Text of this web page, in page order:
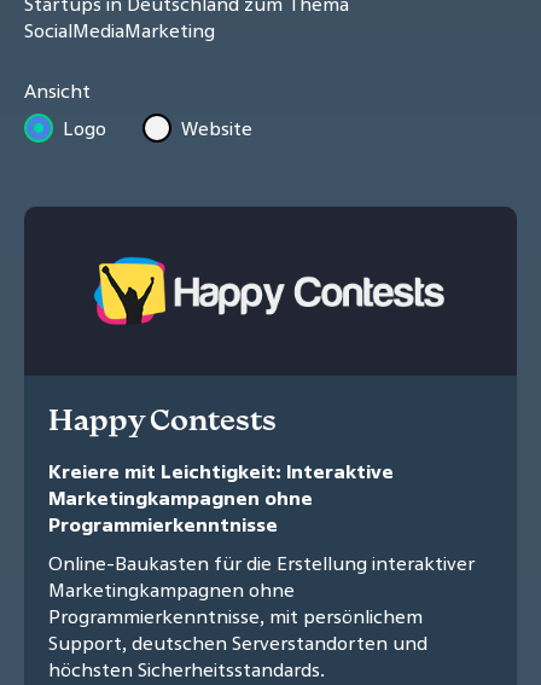
SocialMediaMarketing
Ansicht
Logo
Website
Happy Contests
Kreiere mit Leichtigkeit: Interaktive
Marketingkampagnen ohne
Programmierkenntnisse
Online-Baukasten für die Erstellung interaktiver
Marketingkampagnen ohne
Programmierkenntnisse, mit persönlichem
Support, deutschen Serverstandorten und
höchsten Sicherheitsstandards.